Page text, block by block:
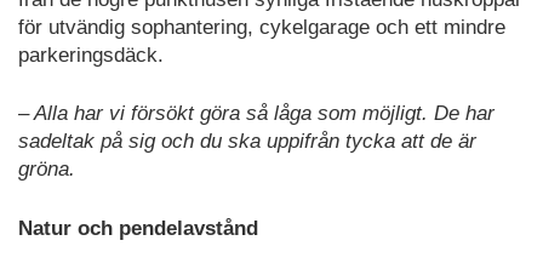
för utvändig sophantering, cykelgarage och ett mindre
parkeringsdäck.
– Alla har vi försökt göra så låga som möjligt. De har
sadeltak på sig och du ska uppifrån tycka att de är
gröna.
Natur och pendelavstånd